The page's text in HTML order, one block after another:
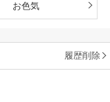
お色気
履歴削除